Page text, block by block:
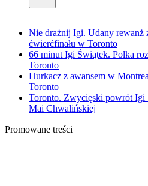
Nie drażnij Igi. Udany rewanż
ćwierćfinału w Toronto
66 minut Igi Świątek. Polka
Toronto
Hurkacz z awansem w
Toronto
Toronto. Zwycięski powrót Igi
Mai Chwalińskiej
Promowane treści